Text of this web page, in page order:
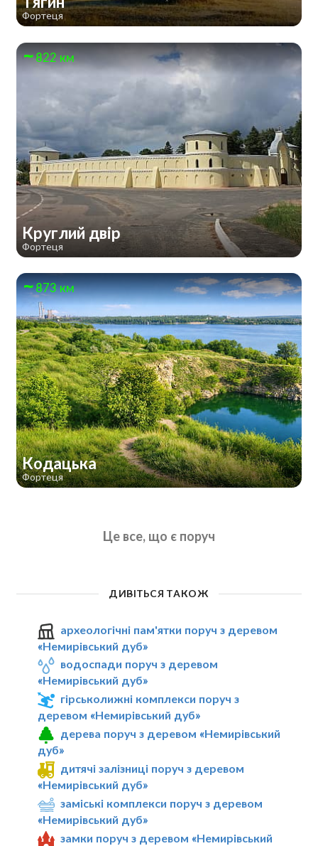
Фортеця
822 км
Круглий двір
Фортеця
873 км
Кодацька
Фортеця
Це все, що є поруч
ДИВІТЬСЯ ТАКОЖ
археологічні пам'ятки поруч з деревом
«Немирівський дуб»
водоспади поруч з деревом
«Немирівський дуб»
гірськолижні комплекси поруч з
деревом «Немирівський дуб»
дерева поруч з деревом «Немирівський
дуб»
дитячі залізниці поруч з деревом
«Немирівський дуб»
заміські комплекси поруч з деревом
«Немирівський дуб»
замки поруч з деревом «Немирівський